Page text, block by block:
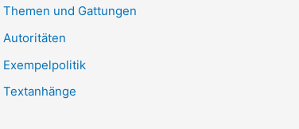
Themen und Gattungen
Autoritäten
Exempelpolitik
Textanhänge